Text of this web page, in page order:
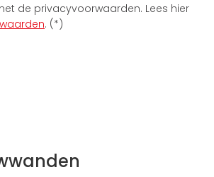
de privacyvoorwaarden. Lees hier
. (*)